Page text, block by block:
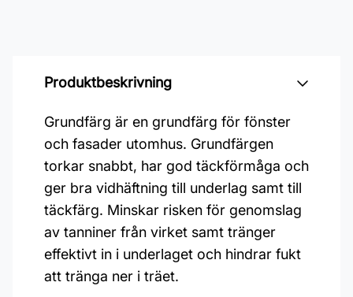
Produktbeskrivning
Grundfärg är en grundfärg för fönster
och fasader utomhus. Grundfärgen
torkar snabbt, har god täckförmåga och
ger bra vidhäftning till underlag samt till
täckfärg. Minskar risken för genomslag
av tanniner från virket samt tränger
effektivt in i underlaget och hindrar fukt
att tränga ner i träet.